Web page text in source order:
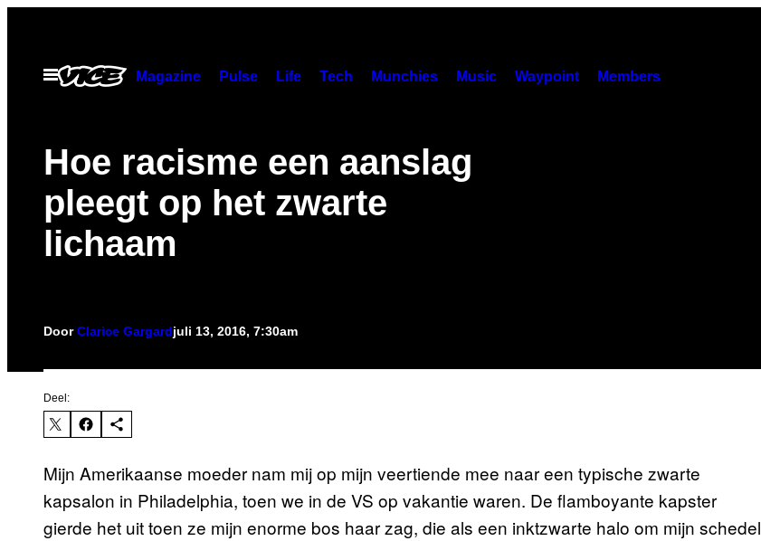
Open
menu
Magazine Pulse Life Tech Munchies Music Waypoint Members
Hoe racisme een aanslag
pleegt op het zwarte
lichaam
DoorClarice Gargardjuli 13, 2016, 7:30am
Deel:
Mijn Amerikaanse moeder nam mij op mijn veertiende mee naar een typische zwarte
kapsalon in Philadelphia, toen we in de VS op vakantie waren. De flamboyante kapster
gierde het uit toen ze mijn enorme bos haar zag, die als een inktzwarte halo om mijn schedel